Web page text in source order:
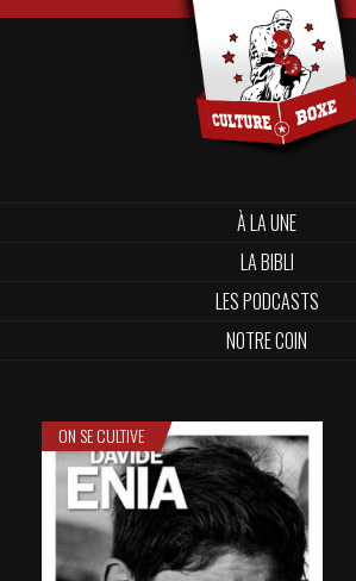
À LA UNE
LA BIBLI
LES PODCASTS
NOTRE COIN
ON SE CULTIVE